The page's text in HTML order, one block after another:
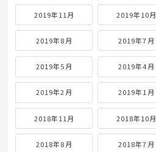
2019年11月 2019年10月
2019年8月 2019年7月
2019年5月 2019年4月
2019年2月 2019年1月
2018年11月 2018年10月
2018年8月 2018年7月